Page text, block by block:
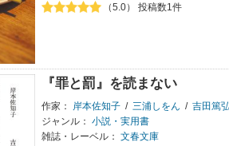
（5.0） 投稿数1件
『罪と罰』を読まない
作家： 岸本佐知子 / 三浦しをん / 吉田篤
ジャンル： 小説・実用書
雑誌・レーベル： 文春文庫